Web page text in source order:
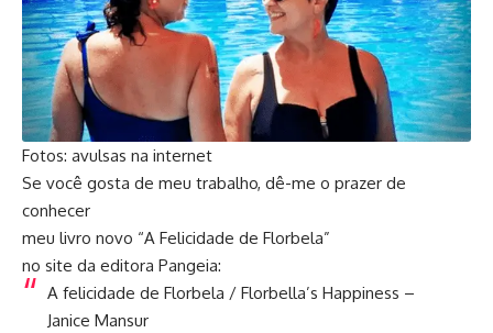
Fotos: avulsas na internet
Se você gosta de meu trabalho, dê-me o prazer de
conhecer
meu livro novo “A Felicidade de Florbela”
no site da editora Pangeia:
A felicidade de Florbela / Florbella’s Happiness –
Janice Mansur